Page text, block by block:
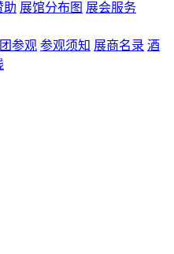
助 展馆分布图 展会服务
参观 参观须知 展商名录 酒